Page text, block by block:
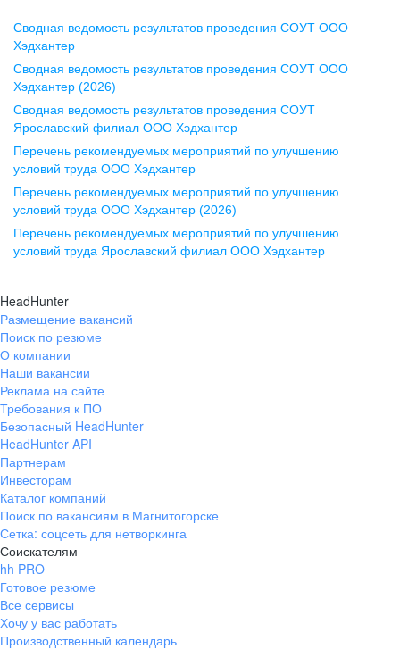
Воронеж
ул. Комиссаржевской, д. 10,
офис 1212
+7 473 280-05-05
pr@vrn.hh.ru
ул. Спартаковская, д. 2А, этаж 3,
помещение 15
+7 843 212-12-50
Екатеринбург
ул. Боевых Дружин, стр. 20,
+7 343 226-79-99
pr@ural.hh.ru
ул. Янковского, д. 169, 7 этаж,
706 каб.
+7 861 205-55-57
pr@krd.hh.ru
Владивосток
пер. Ланинский д. 4, офис 3.4
+7 423 202-33-28
Сводная ведомость результатов проведения СОУТ ООО
Хэдхантер
Сводная ведомость результатов проведения СОУТ ООО
Хэдхантер (2026)
Сводная ведомость результатов проведения СОУТ
Ярославский филиал ООО Хэдхантер
Перечень рекомендуемых мероприятий по улучшению
условий труда ООО Хэдхантер
Перечень рекомендуемых мероприятий по улучшению
условий труда ООО Хэдхантер (2026)
Перечень рекомендуемых мероприятий по улучшению
условий труда Ярославский филиал ООО Хэдхантер
HeadHunter
Размещение вакансий
Поиск по резюме
О компании
Наши вакансии
Реклама на сайте
Требования к ПО
Безопасный HeadHunter
HeadHunter API
Партнерам
Инвесторам
Каталог компаний
Поиск по вакансиям в Магнитогорске
Сетка: соцсеть для нетворкинга
Соискателям
hh PRO
Готовое резюме
Все сервисы
Хочу у вас работать
Производственный календарь